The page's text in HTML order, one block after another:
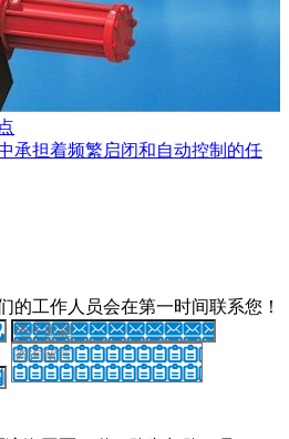
承担着频繁启闭和自动控制的任
的工作人员会在第一时间联系您！